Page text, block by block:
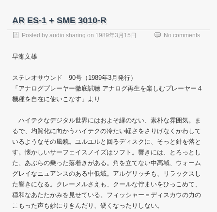
AR ES-1 + SME 3010-R
Posted by audio sharing on 1989年3月15日 No comments
早瀬文雄
ステレオサウンド 90号（1989年3月発行）
「アナログプレーヤー徹底試聴 アナログ再生を楽しむプレーヤー４
機種を自在に使いこなす」より
ハイテクなデジタル世界にはおよそ縁のない、素朴な雰囲気。ま
るで、均質化に向かうハイテクの冷たい軽さをさりげなくかわして
いるようなその風貌。ユルユルと回るディスクに、そっと針を落と
す。懐かしいサーフェイスノイズはソフト。響きには、とろっとし
た、あぶらの乗った落着きがある。角を立てない中高域、ウォーム
グレイなニュアンスのある中低域。アルゲリッチも、リラックスし
た響きになる。クレーメルさえも、クールな佇まいをひっこめて、
穏和なあたたかみを見せている。フィッシャー＝ディスカウの力の
こもった声も妙にりきんだり、硬くなったりしない。